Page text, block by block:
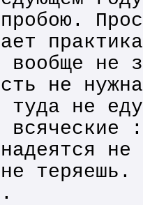
вообще не
не
туда не